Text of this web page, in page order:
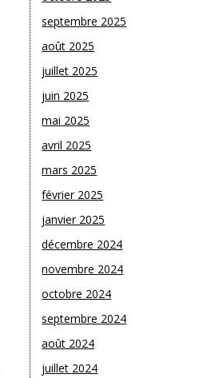
septembre 2025
août 2025
juillet 2025
juin 2025
mai 2025
avril 2025
mars 2025
février 2025
janvier 2025
décembre 2024
novembre 2024
octobre 2024
septembre 2024
août 2024
juillet 2024